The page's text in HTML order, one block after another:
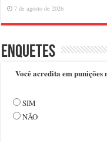
7 de agosto de 2026
Enquetes
Você acredita em
SIM
NÃO